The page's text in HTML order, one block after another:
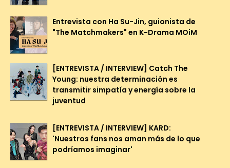
Entrevista con Ha Su-Jin, guionista de
"The Matchmakers" en K-Drama MOiM
[ENTREVISTA / INTERVIEW] Catch The
Young: nuestra determinación es
transmitir simpatía y energía sobre la
juventud
[ENTREVISTA / INTERVIEW] KARD:
'Nuestros fans nos aman más de lo que
podríamos imaginar'